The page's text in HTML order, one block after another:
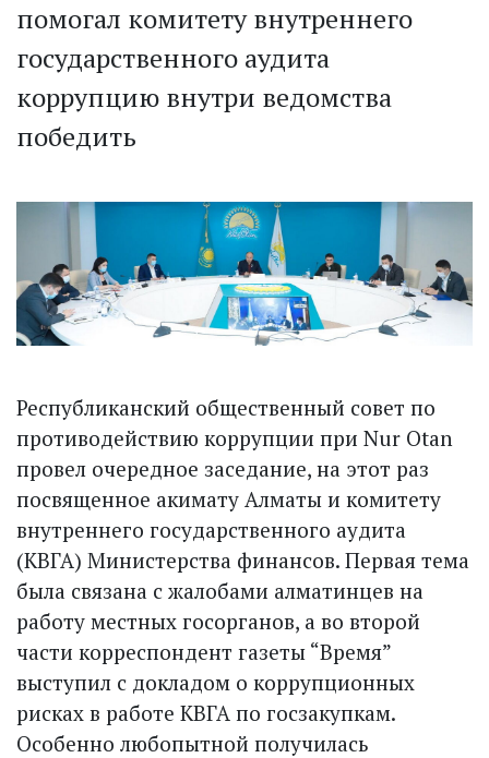
помогал комитету внутреннего
государственного аудита
коррупцию внутри ведомства
победить
Республиканский общественный совет по
противодействию коррупции при Nur Otan
провел очередное заседание, на этот раз
посвященное акимату Алматы и комитету
внутреннего государственного аудита
(КВГА) Министерства финансов. Первая тема
была связана с жалобами алматинцев на
работу местных госорганов, а во второй
части коррес­пондент газеты “Время”
выступил с докладом о коррупционных
рисках в работе КВГА по госзакупкам.
Особенно любопытной получилась